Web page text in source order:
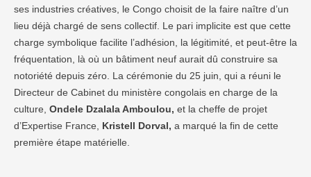
ses industries créatives, le Congo choisit de la faire naître d’un
lieu déjà chargé de sens collectif. Le pari implicite est que cette
charge symbolique facilite l’adhésion, la légitimité, et peut-être la
fréquentation, là où un bâtiment neuf aurait dû construire sa
notoriété depuis zéro. La cérémonie du 25 juin, qui a réuni le
Directeur de Cabinet du ministère congolais en charge de la
culture, Ondele Dzalala Amboulou, et la cheffe de projet
d’Expertise France, Kristell Dorval, a marqué la fin de cette
première étape matérielle.